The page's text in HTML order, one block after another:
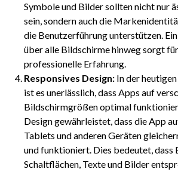
Symbole und Bilder sollten nicht nur
sein, sondern auch die
die Benutzerführung unterstützen.
über alle Bildschirme hinweg sorgt
professionelle Erfahrung.
Responsives Design: In der
ist es unerlässlich, dass Apps auf
Bildschirmgrößen optimal
Design gewährleistet, dass die App
Tablets und anderen Geräten
und funktioniert. Dies bedeutet, dass
Schaltflächen, Texte und Bilder